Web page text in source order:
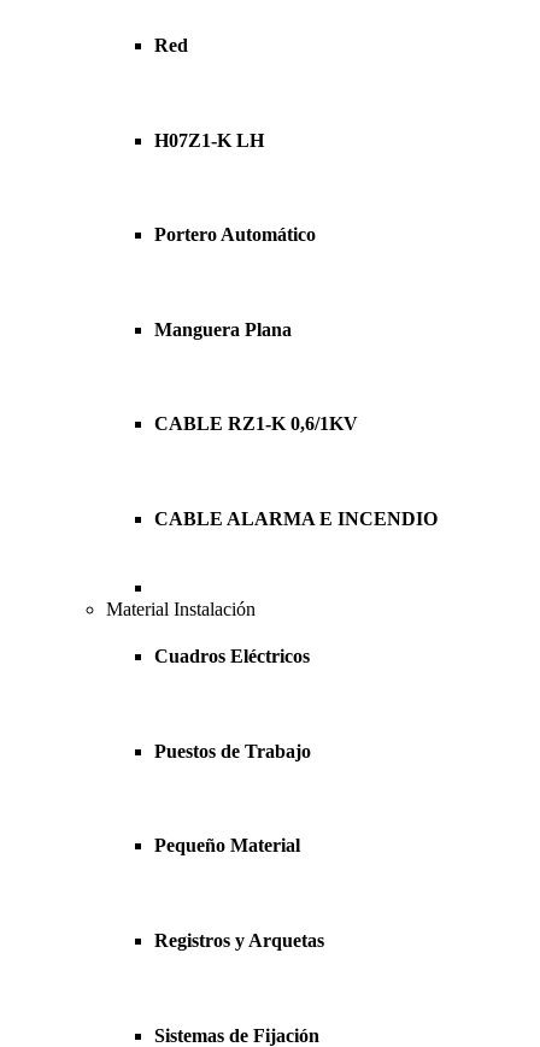
Red
H07Z1-K LH
Portero Automático
Manguera Plana
CABLE RZ1-K 0,6/1KV
CABLE ALARMA E INCENDIO
Material Instalación
Cuadros Eléctricos
Puestos de Trabajo
Pequeño Material
Registros y Arquetas
Sistemas de Fijación